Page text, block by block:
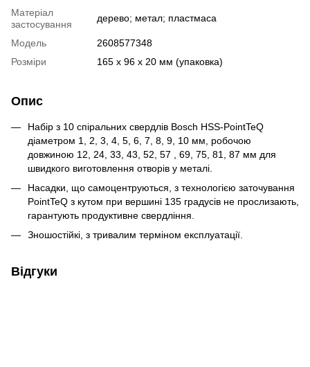
Матеріал
застосування
дерево; метал; пластмаса
Модель
2608577348
Розміри
165 x 96 x 20 мм (упаковка)
Опис
Набір з 10 спіральних свердлів Bosch HSS-PointTeQ
діаметром 1, 2, 3, 4, 5, 6, 7, 8, 9, 10 мм, робочою
довжиною 12, 24, 33, 43, 52, 57 , 69, 75, 81, 87 мм для
швидкого виготовлення отворів у металі.
Насадки, що самоцентруються, з технологією заточування
PointTeQ з кутом при вершині 135 градусів не прослизають,
гарантують продуктивне свердління.
Зношостійкі, з тривалим терміном експлуатації.
Відгуки